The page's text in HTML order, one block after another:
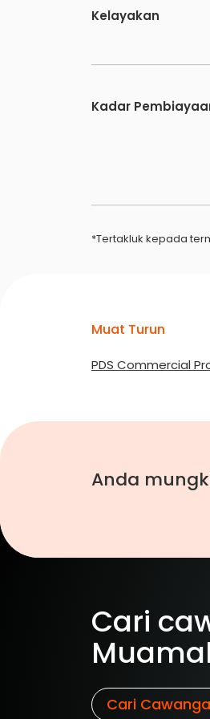
Kelayakan
Kadar
*Tertakluk kepada
Muat Turun
PDS Commercial
Anda
Cari
Cari